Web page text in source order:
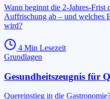
Wann beginnt die 2-Jahres-
Auffrischung ab – und welches
wird?
4 Min Lesezeit
Grundlagen
Gesundheitszeugnis für
Quereinstieg in die